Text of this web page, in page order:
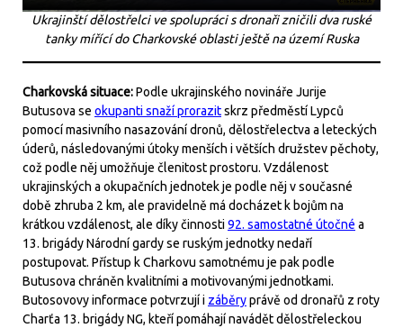
Ukrajinští dělostřelci ve spolupráci s dronaři zničili dva ruské
tanky mířící do Charkovské oblasti ještě na území Ruska
Charkovská situace:Podle ukrajinského novináře Jurije
Butusova se okupanti snaží prorazitskrz předměstí Lypců
pomocí masivního nasazování dronů, dělostřelectva a leteckých
úderů, následovanými útoky menších i větších družstev pěchoty,
což podle něj umožňuje členitost prostoru. Vzdálenost
ukrajinských a okupačních jednotek je podle něj v současné
době zhruba 2 km, ale pravidelně má docházet k bojům na
krátkou vzdálenost, ale díky činnosti92. samostatné útočné a
13. brigády Národní gardy se ruským jednotky nedaří
postupovat. Přístup k Charkovu samotnému je pak podle
Butusova chráněn kvalitními a motivovanými jednotkami.
Butosovovy informace potvrzují i záběryprávě od dronařů z roty
Charťa 13. brigády NG, kteří pomáhají navádět dělostřeleckou